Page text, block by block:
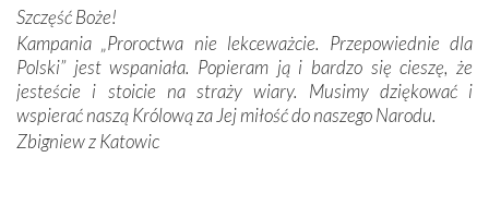
Podczas tej kilkudniowej wyprawy na każdym kroku
spotykaliśmy się z serdeczną otwartością
Portugalczyków. Podziwialiśmy ich ludową sztukę i
zwyczaje. Mimo że nasze kraje są od siebie bardzo
oddalone, w żaden sposób nie czuliśmy się obco.
Sprawiła to oczywiście sama Matka Boża, ale też
kulturowa bliskość biorąca swój początek w naszej
Szczęść Boże!
Kampania „Proroctwa nie lekceważcie. Przepowiednie dla
Polski” jest wspaniała. Popieram ją i bardzo się cieszę, że
jesteście i stoicie na straży wiary. Musimy dziękować i
wspierać naszą Królową za Jej miłość do naszego Narodu.
Zbigniew z Katowic